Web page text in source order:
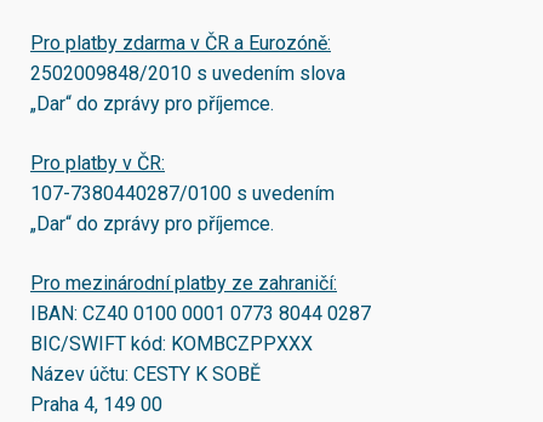
Pro platby zdarma v ČR a Eurozóně:
2502009848/2010 s uvedením slova
„Dar“ do zprávy pro příjemce.
Pro platby v ČR:
107-7380440287/0100 s uvedením
„Dar“ do zprávy pro příjemce.
Pro mezinárodní platby ze zahraničí:
IBAN: CZ40 0100 0001 0773 8044 0287
BIC/SWIFT kód: KOMBCZPPXXX
Název účtu: CESTY K SOBĚ
Praha 4, 149 00